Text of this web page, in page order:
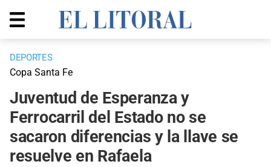
DEPORTES
Copa Santa Fe
Juventud de Esperanza y
Ferrocarril del Estado no se
sacaron diferencias y la llave se
resuelve en Rafaela